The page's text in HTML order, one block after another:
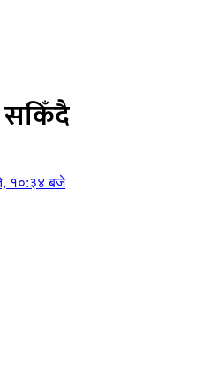
सकिँदै
१०:३४ बजे